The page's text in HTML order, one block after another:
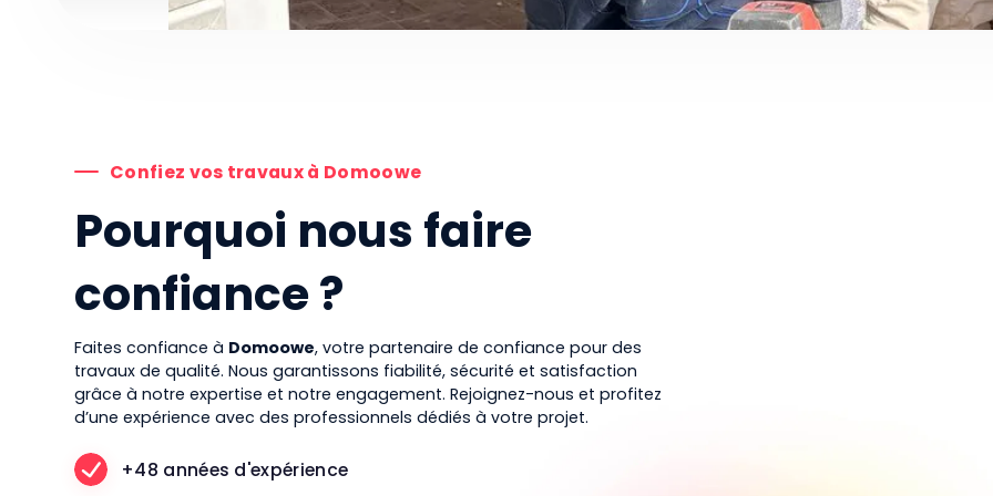
Confiez vos travaux à Domoowe
Pourquoi nous faire
confiance ?
Faites confiance à Domoowe, votre partenaire de confiance pour des
travaux de qualité. Nous garantissons fiabilité, sécurité et satisfaction
grâce à notre expertise et notre engagement. Rejoignez-nous et profitez
d’une expérience avec des professionnels dédiés à votre projet.
+48 années d'expérience